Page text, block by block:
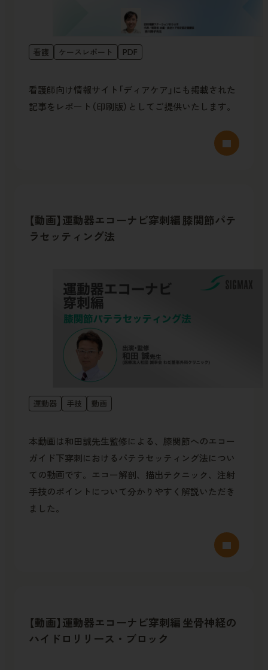
看護 ケースレポート PDF
看護師向け情報サイト「ディアケア」にも掲載された
記事をレポート（印刷版）としてご提供いたします。
【動画】運動器エコーナビ穿刺編 膝関節パテ
ラセッティング法
運動器 手技 動画
本動画は和田誠先生監修による、膝関節へのエコー
ガイド下穿刺におけるパテラセッティング法につい
ての動画です。エコー解剖、描出テクニック、注射
手技のポイントについて分かりやすく解説いただき
ました。
【動画】運動器エコーナビ穿刺編 坐骨神経の
ハイドロリリース・ブロック